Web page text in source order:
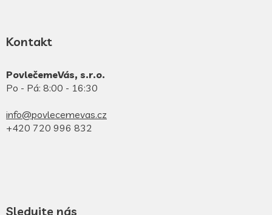
Kontakt
PovlečemeVás, s.r.o.
Po - Pá: 8:00 - 16:30
info@povlecemevas.cz
+420 720 996 832
Sledujte nás